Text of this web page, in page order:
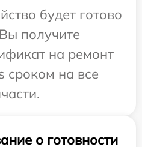
будет готово
получите
на ремонт
сроком на все
о готовности